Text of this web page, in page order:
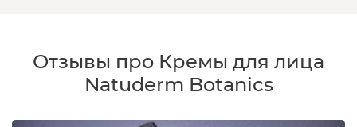
Отзывы про Кремы для лица
Natuderm Botanics